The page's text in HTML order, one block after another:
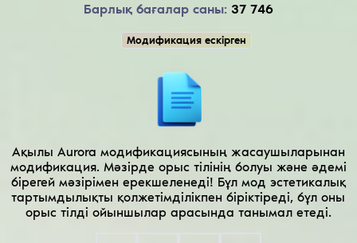
Барлық бағалар саны: 37 746
Модификация ескірген
Ақылы Aurora модификациясының жасаушыларынан
модификация. Мәзірде орыс тілінің болуы және әдемі
бірегей мәзірімен ерекшеленеді! Бұл мод эстетикалық
тартымдылықты қолжетімділікпен біріктіреді, бұл оны
орыс тілді ойыншылар арасында танымал етеді.